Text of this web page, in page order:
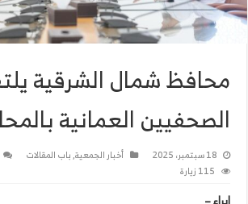
محافظ شمال الشرقية
الصحفيين العمانية
18 سبتمبر، 2025 أخبار الجمعية,باب المقالات
115 زيارة